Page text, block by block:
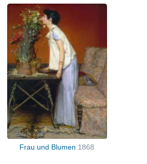
Frau und Blumen 1868